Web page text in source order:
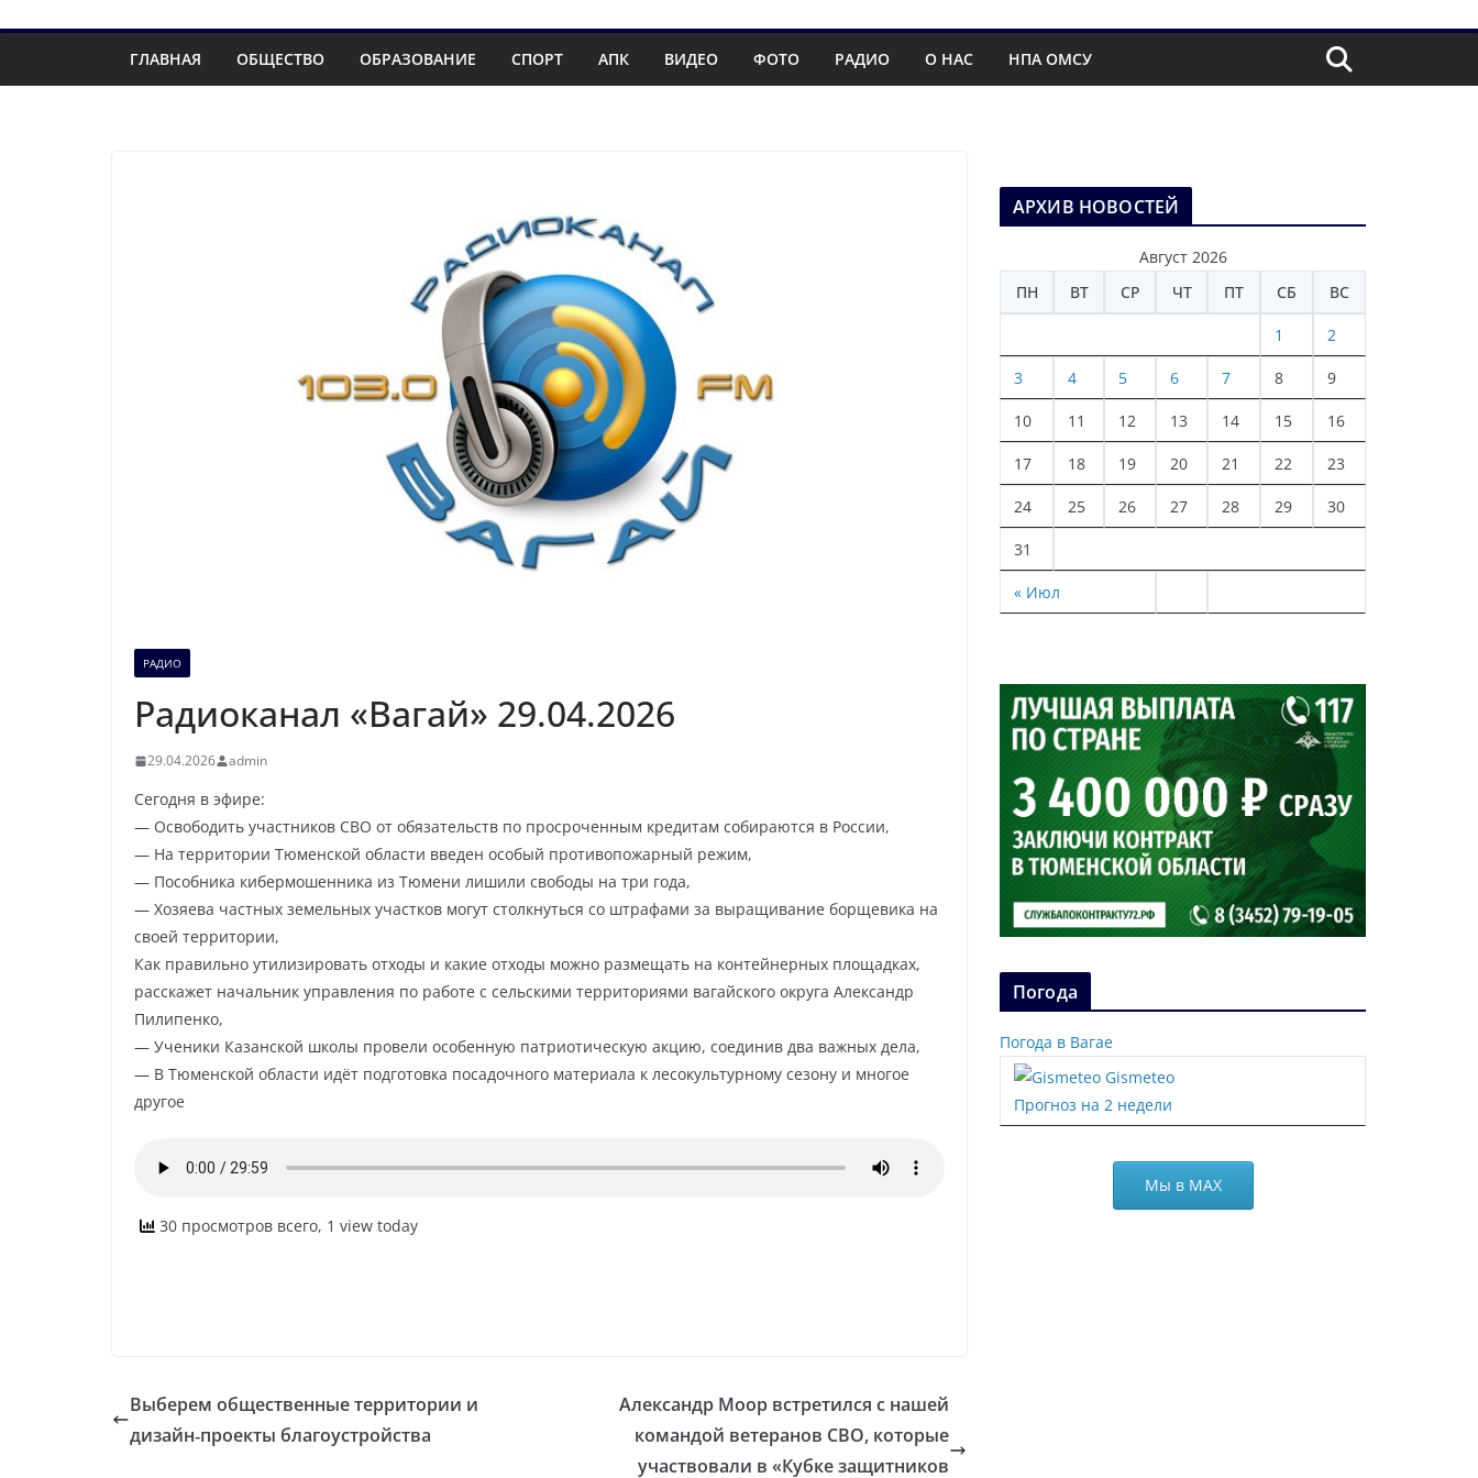
ГЛАВНАЯ ОБЩЕСТВО ОБРАЗОВАНИЕ СПОРТ АПК ВИДЕО ФОТО РАДИО О НАС НПА ОМСУ
РАДИО
Радиоканал «Вагай» 29.04.2026
29.04.2026 admin
Сегодня в эфире:
— Освободить участников СВО от обязательств по просроченным кредитам собираются в России,
— На территории Тюменской области введен особый противопожарный режим,
— Пособника кибермошенника из Тюмени лишили свободы на три года,
— Хозяева частных земельных участков могут столкнуться со штрафами за выращивание борщевика на
своей территории,
Как правильно утилизировать отходы и какие отходы можно размещать на контейнерных площадках,
расскажет начальник управления по работе с сельскими территориями вагайского округа Александр
Пилипенко,
— Ученики Казанской школы провели особенную патриотическую акцию, соединив два важных дела,
— В Тюменской области идёт подготовка посадочного материала к лесокультурному сезону и многое
другое
30 просмотров всего, 1 view today
Выберем общественные территории и
дизайн‑проекты благоустройства
Александр Моор встретился с нашей
командой ветеранов СВО, которые
участвовали в «Кубке защитников
АРХИВ НОВОСТЕЙ
Август 2026
ПН
ВТ СР ЧТ ПТ СБ ВС
« Июл
1 2
3 4 5 6 7 8 9
10 11 12 13 14 15 16
17 18 19 20 21 22 23
24 25 26 27 28 29 30
31
Погода
Погода в Вагае
Gismeteo
Прогноз на 2 недели
Мы в МАХ